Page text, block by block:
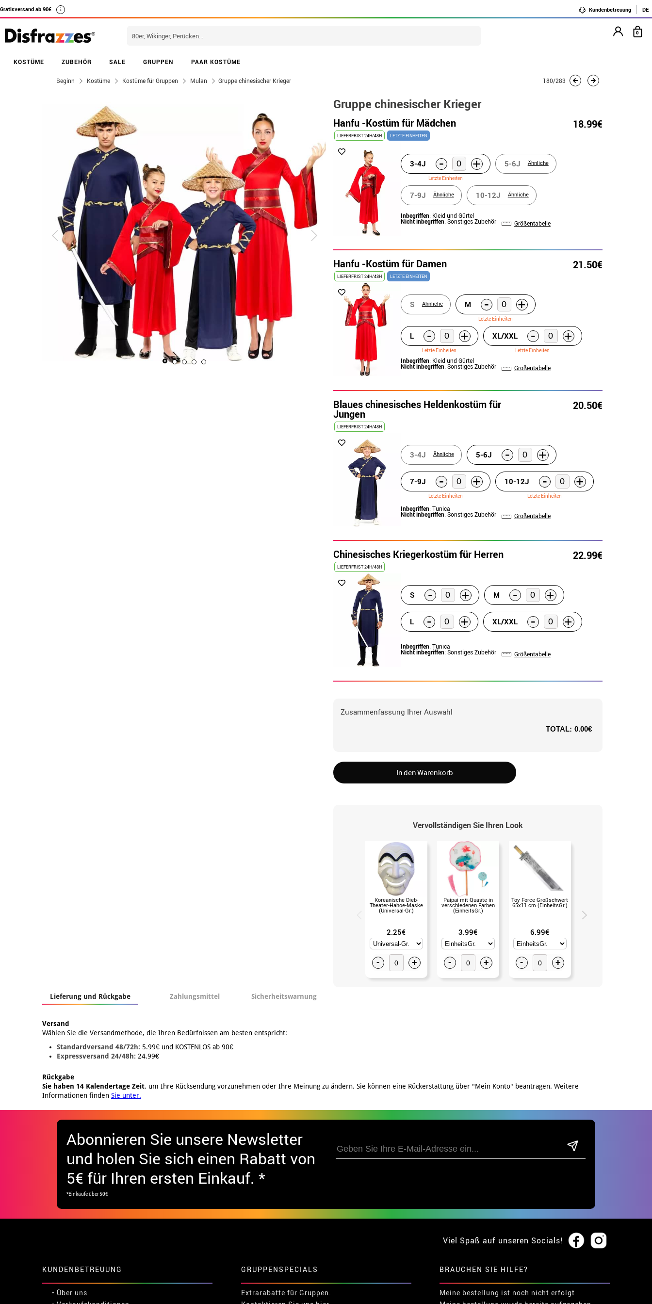
Gratisversand ab 90€ i Kundenbetreuung DE
KOSTÜME ZUBEHÖR SALE GRUPPEN PAAR KOSTÜME
0
Beginn Kostüme Kostüme für Gruppen Mulan Gruppe chinesischer Krieger 180/283
Gruppe chinesischer Krieger
Hanfu -Kostüm für Mädchen 18.99€
LIEFERFRIST 24H/48H LETZTE EINHEITEN
3-4J - +
Letzte Einheiten
5-6J Ähnliche
7-9J Ähnliche 10-12J Ähnliche
Inbegriffen: Kleid und Gürtel
Nicht inbegriffen: Sonstiges Zubehör Größentabelle
Hanfu -Kostüm für Damen 21.50€
LIEFERFRIST 24H/48H LETZTE EINHEITEN
S Ähnliche M - +
Letzte Einheiten
L - +
Letzte Einheiten
XL/XXL - +
Letzte Einheiten
Inbegriffen: Kleid und Gürtel
Nicht inbegriffen: Sonstiges Zubehör Größentabelle
Blaues chinesisches Heldenkostüm für
Jungen
20.50€
LIEFERFRIST 24H/48H
3-4J Ähnliche 5-6J - +
7-9J - +
Letzte Einheiten
10-12J - +
Letzte Einheiten
Inbegriffen: Tunica
Nicht inbegriffen: Sonstiges Zubehör Größentabelle
Chinesisches Kriegerkostüm für Herren 22.99€
LIEFERFRIST 24H/48H
S - + M - +
L - + XL/XXL - +
Inbegriffen: Tunica
Nicht inbegriffen: Sonstiges Zubehör Größentabelle
Zusammenfassung Ihrer Auswahl
TOTAL: 0.00€
In den Warenkorb
Vervollständigen Sie Ihren Look
Koreanische Dieb-
Theater-Hahoe-Maske
(Universal-Gr.)
2.25€
- +
Paipai mit Quaste in
verschiedenen Farben
(EinheitsGr.)
3.99€
- +
Toy Force Großschwert
65x11 cm (EinheitsGr.)
6.99€
- +
Lieferung und Rückgabe Zahlungsmittel Sicherheitswarnung
Versand
Wählen Sie die Versandmethode, die Ihren Bedürfnissen am besten entspricht:
Standardversand 48/72h: 5.99€ und KOSTENLOS ab 90€
Expressversand 24/48h: 24.99€
Rückgabe
Sie haben 14 Kalendertage Zeit, um Ihre Rücksendung vorzunehmen oder Ihre Meinung zu ändern. Sie können eine Rückerstattung über "Mein Konto" beantragen. Weitere
Informationen finden Sie unter.
Abonnieren Sie unsere Newsletter
und holen Sie sich einen Rabatt von
5€ für Ihren ersten Einkauf. *
*Einkäufe über 50€
Viel Spaß auf unseren Socials!
KUNDENBETREUUNG
• Über uns
GRUPPENSPECIALS
Extrarabatte für Gruppen.
BRAUCHEN SIE HILFE?
Meine bestellung ist noch nicht erfolgt